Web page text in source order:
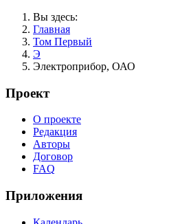
Вы здесь:
Главная
Том Первый
Э
Электроприбор, ОАО
Проект
О проекте
Редакция
Авторы
Договор
FAQ
Приложения